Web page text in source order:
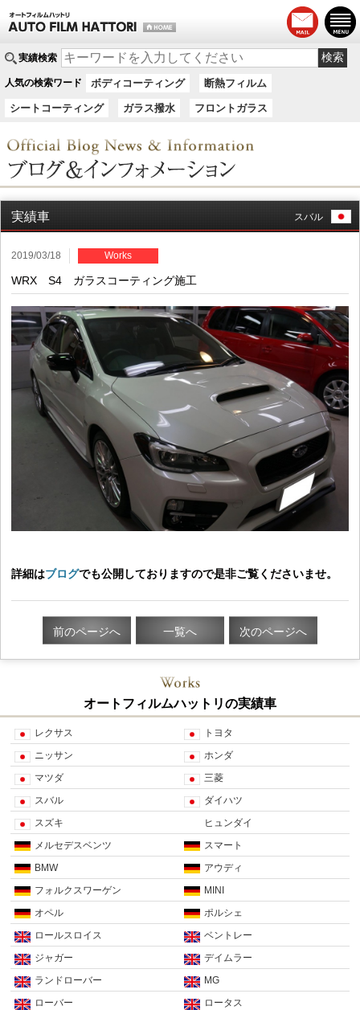
実績検索
人気の検索ワード ボディコーティング 断熱フィルム
シートコーティング ガラス撥水 フロントガラス
実績車 スバル
2019/03/18 Works
WRX S4 ガラスコーティング施工
詳細はブログでも公開しておりますので是非ご覧くださいませ。
前のページへ 一覧へ 次のページへ
オートフィルムハットリの実績車
レクサス
トヨタ
ニッサン
ホンダ
マツダ
三菱
スバル
ダイハツ
スズキ
ヒュンダイ
メルセデスベンツ
スマート
BMW
アウディ
フォルクスワーゲン
MINI
オペル
ポルシェ
ロールスロイス
ベントレー
ジャガー
デイムラー
ランドローバー
MG
ローバー
ロータス